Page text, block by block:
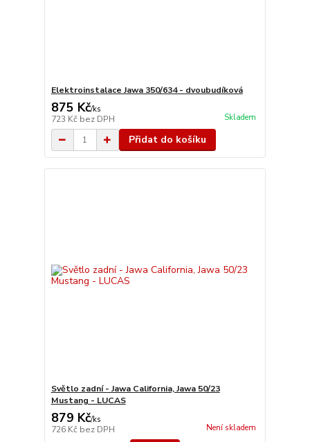
Elektroinstalace Jawa 350/634 - dvoubudíková
875 Kč/ks
723 Kč bez DPH Skladem
Přidat do košíku
Světlo zadní - Jawa California, Jawa 50/23
Mustang - LUCAS
879 Kč/ks
726 Kč bez DPH Není skladem